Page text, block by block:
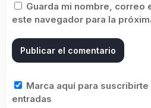
Guarda mi nombre, correo
este navegador para la
Marca aquí para
entradas